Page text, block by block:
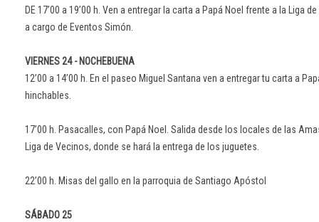
DE 17’00 a 19’00 h. Ven a entregar la carta a Papá Noel frente a la Liga
a cargo de Eventos Simón.
VIERNES 24 - NOCHEBUENA
12’00 a 14’00 h. En el paseo Miguel Santana ven a entregar tu carta a
hinchables.
17’00 h. Pasacalles, con Papá Noel. Salida desde los locales de las
Liga de Vecinos, donde se hará la entrega de los juguetes.
22’00 h. Misas del gallo en la parroquia de Santiago Apóstol
SÁBADO 25